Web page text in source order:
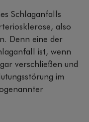
Schlaganfalls
also
Denn eine der
ist, wenn
verschließen und
im